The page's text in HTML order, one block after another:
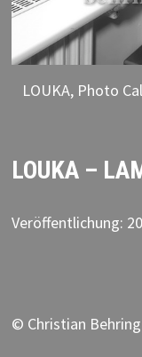
LOUKA, Photo
LOUKA –
Veröffentlichung:
© Christian